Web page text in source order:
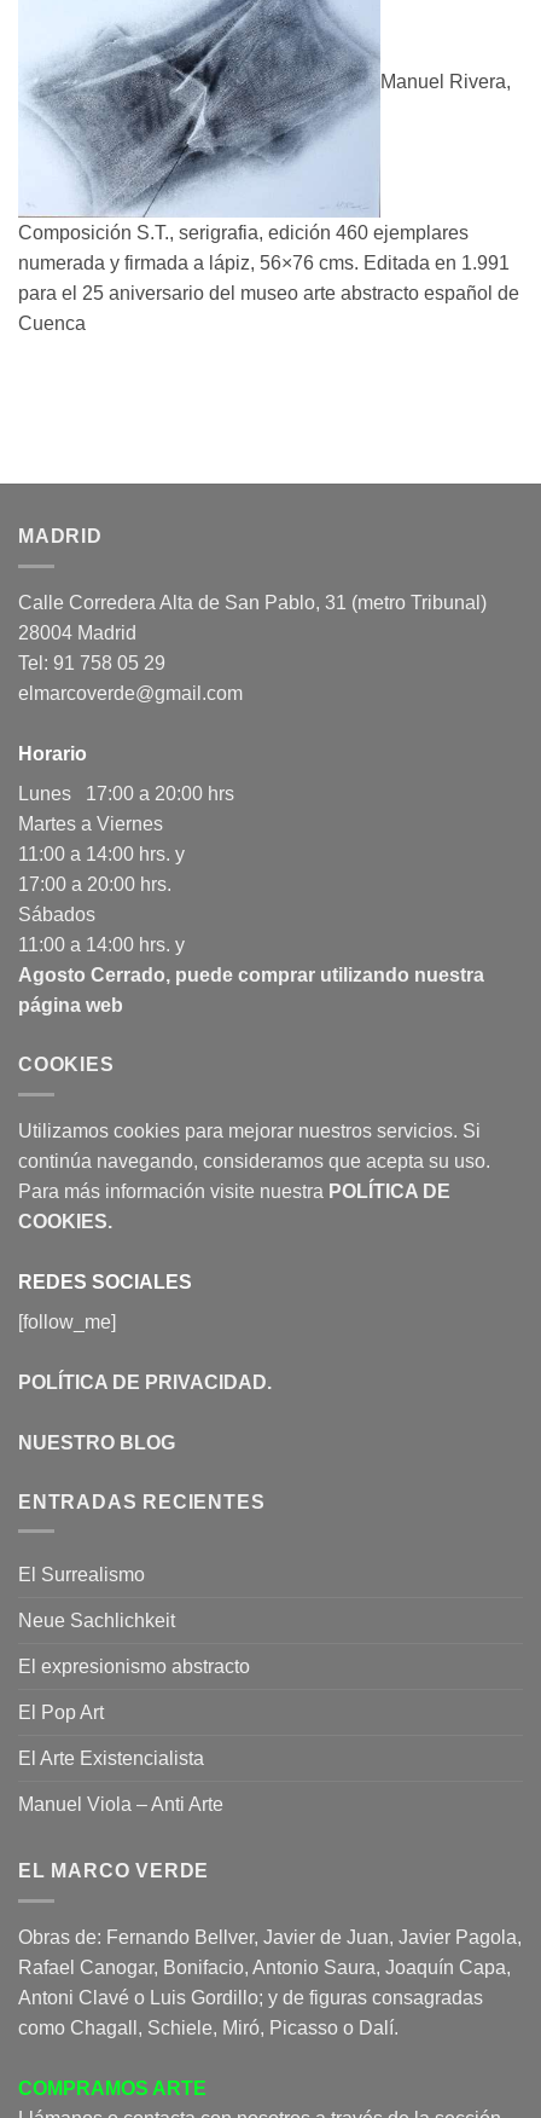
Manuel Rivera,
Composición S.T., serigrafia, edición 460 ejemplares
numerada y firmada a lápiz, 56×76 cms. Editada en 1.991
para el 25 aniversario del museo arte abstracto español de
Cuenca
MADRID
Calle Corredera Alta de San Pablo, 31 (metro Tribunal)
28004 Madrid
Tel: 91 758 05 29
elmarcoverde@gmail.com
Horario
Lunes 17:00 a 20:00 hrs
Martes a Viernes
11:00 a 14:00 hrs. y
17:00 a 20:00 hrs.
Sábados
11:00 a 14:00 hrs. y
Agosto Cerrado, puede comprar utilizando nuestra
página web
COOKIES
Utilizamos cookies para mejorar nuestros servicios. Si
continúa navegando, consideramos que acepta su uso.
Para más información visite nuestra POLÍTICA DE
COOKIES.
REDES SOCIALES
[follow_me]
POLÍTICA DE PRIVACIDAD.
NUESTRO BLOG
ENTRADAS RECIENTES
El Surrealismo
Neue Sachlichkeit
El expresionismo abstracto
El Pop Art
El Arte Existencialista
Manuel Viola – Anti Arte
EL MARCO VERDE
Obras de: Fernando Bellver, Javier de Juan, Javier Pagola,
Rafael Canogar, Bonifacio, Antonio Saura, Joaquín Capa,
Antoni Clavé o Luis Gordillo; y de figuras consagradas
como Chagall, Schiele, Miró, Picasso o Dalí.
COMPRAMOS ARTE